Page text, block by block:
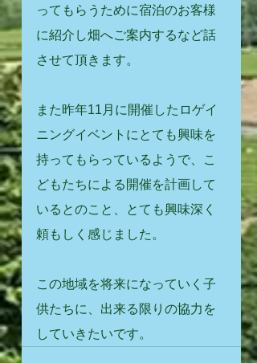
ってもらうために宿泊のお客様
に紹介し畑へご案内するなど話
させて頂きます。
また昨年11月に開催したロゲイ
ニングイベントにとても興味を
持ってもらっているようで、こ
どもたちによる開催を計画して
いるとのこと、とても興味深く
頼もしく感じました。
この地域を将来になっていく子
供たちに、出来る限りの協力を
していきたいです。